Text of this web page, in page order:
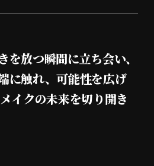
を放つ瞬間に立ち会い、
に触れ、可能性を広げ
イクの未来を切り開き